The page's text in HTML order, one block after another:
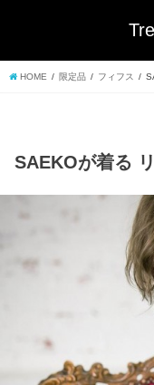
HOME 限定品 フィフス
SAEKOが着る